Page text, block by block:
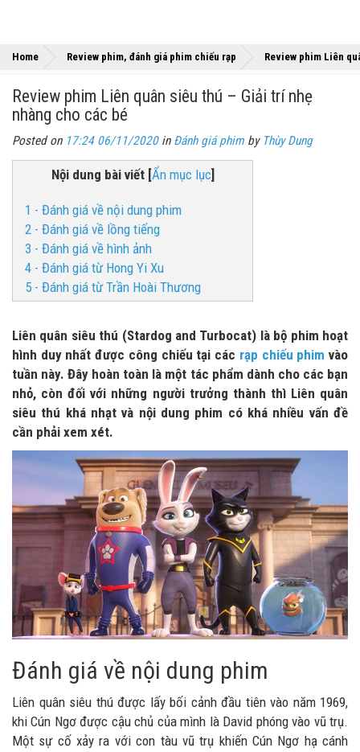
Home Review phim, đánh giá phim chiếu rạp Review phim Liên
Review phim Liên quân siêu thú – Giải trí nhẹ
nhàng cho các bé
Posted on 17:24 06/11/2020in Đánh giá phim by Thùy Dung
Nội dung bài viết[Ẩn mục lục]
1 - Đánh giá về nội dung phim
2 - Đánh giá về lồng tiếng
3 - Đánh giá về hình ảnh
4 - Đánh giá từ Hong Yi Xu
5 - Đánh giá từ Trần Hoài Thương
Liên quân siêu thú (Stardog and Turbocat) là bộ phim hoạt
hình duy nhất được công chiếu tại các rạp chiếu phim vào
tuần này. Đây hoàn toàn là một tác phẩm dành cho các bạn
nhỏ, còn đối với những người trưởng thành thì Liên quân
siêu thú khá nhạt và nội dung phim có khá nhiều vấn đề
cần phải xem xét.
Đánh giá về nội dung phim
Liên quân siêu thú được lấy bối cảnh đầu tiên vào năm 1969,
khi Cún Ngơ được cậu chủ của mình là David phóng vào vũ trụ.
Một sự cố xảy ra với con tàu vũ trụ khiến Cún Ngơ hạ cánh